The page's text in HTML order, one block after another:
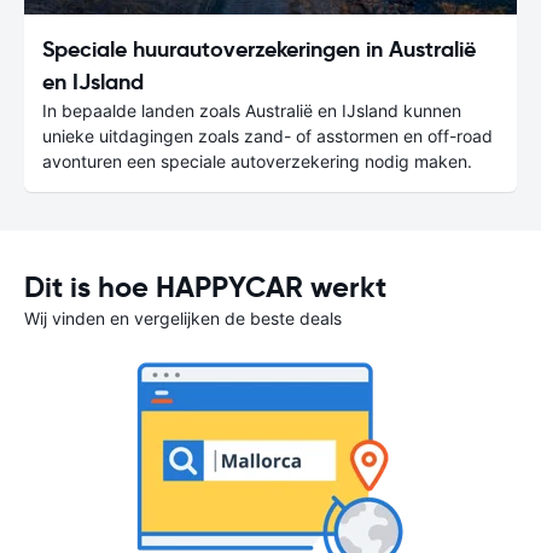
Speciale huurautoverzekeringen in Australië
en IJsland
In bepaalde landen zoals Australië en IJsland kunnen
unieke uitdagingen zoals zand- of asstormen en off-road
avonturen een speciale autoverzekering nodig maken.
Dit is hoe HAPPYCAR werkt
Wij vinden en vergelijken de beste deals